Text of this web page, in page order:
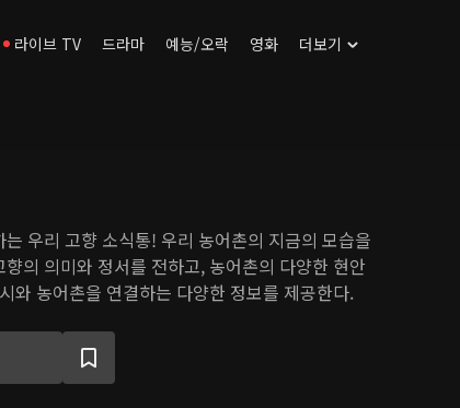
라이브 TV 드라마 예능/오락 영화 더보기
우리 고향 소식통! 우리 농어촌의 지금의 모습을
의 의미와 정서를 전하고, 농어촌의 다양한 현안
와 농어촌을 연결하는 다양한 정보를 제공한다.